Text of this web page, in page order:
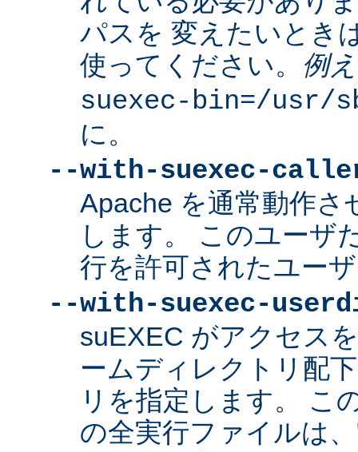
パスを 変えたいとき
使ってください。 例
suexec-bin=/usr/
に。
--with-suexec-
Apache を通常動作さ
します。 このユーザ
行を許可されたユー
--with-suexec-
suEXEC がアクセス
ームディレクトリ配
リを指定します。 こ
の全実行ファイルは